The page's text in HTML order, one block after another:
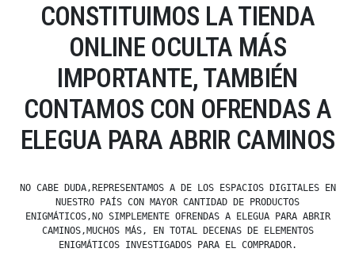
CONSTITUIMOS LA TIENDA
ONLINE OCULTA MÁS
IMPORTANTE, TAMBIÉN
CONTAMOS CON OFRENDAS A
ELEGUA PARA ABRIR CAMINOS
NO CABE DUDA,REPRESENTAMOS A DE LOS ESPACIOS DIGITALES EN
NUESTRO PAÍS CON MAYOR CANTIDAD DE PRODUCTOS
ENIGMÁTICOS,NO SIMPLEMENTE OFRENDAS A ELEGUA PARA ABRIR
CAMINOS,MUCHOS MÁS, EN TOTAL DECENAS DE ELEMENTOS
ENIGMÁTICOS INVESTIGADOS PARA EL COMPRADOR.